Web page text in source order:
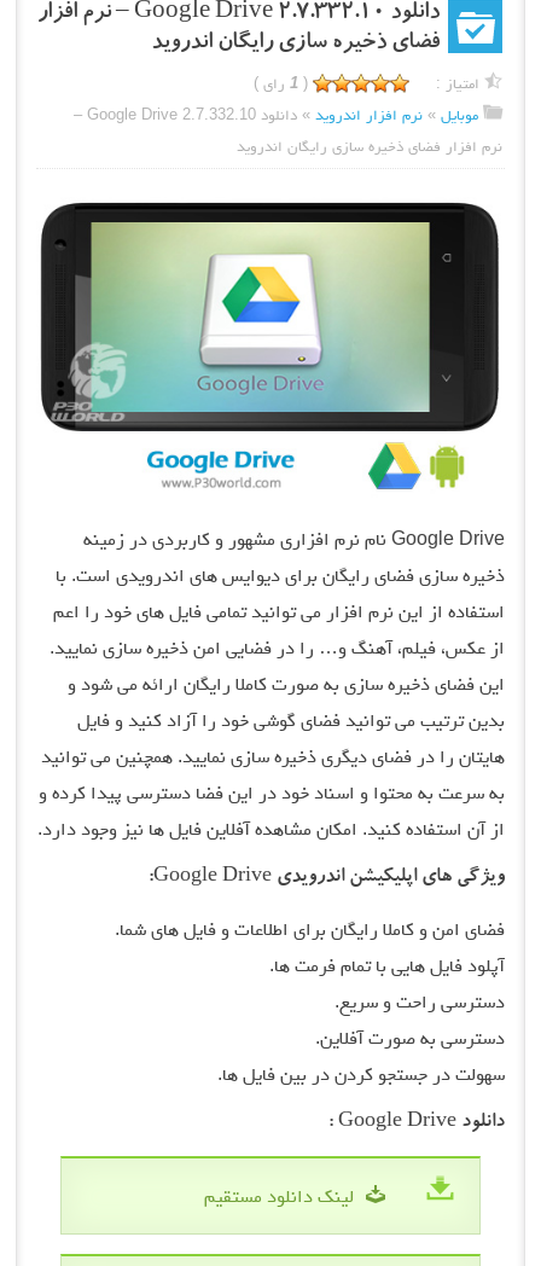
دانلود Google Drive 2.7.332.10 – نرم افزار
فضای ذخیره سازی رایگان اندروید
امتیاز : (
1 رای )
موبایل »نرم افزار اندروید »
دانلود Google Drive 2.7.332.10 –
نرم افزار فضای ذخیره سازی رایگان اندروید
Google Drive نام نرم افزاری مشهور و کاربردی در زمینه
ذخیره سازی فضای رایگان برای دیوایس های اندرویدی است. با
استفاده از این نرم افزار می توانید تمامی فایل های خود را اعم
از عکس، فیلم، آهنگ و… را در فضایی امن ذخیره سازی نمایید.
این فضای ذخیره سازی به صورت کاملا رایگان ارائه می شود و
بدین ترتیب می توانید فضای گوشی خود را آزاد کنید و فایل
هایتان را در فضای دیگری ذخیره سازی نمایید. همچنین می توانید
به سرعت به محتوا و اسناد خود در این فضا دسترسی پیدا کرده و
از آن استفاده کنید. امکان مشاهده آفلاین فایل ها نیز وجود دارد.
ویژگی های اپلیکیشن اندرویدی Google Drive:
فضای امن و کاملا رایگان برای اطلاعات و فایل های شما.
آپلود فایل هایی با تمام فرمت ها.
دسترسی راحت و سریع.
دسترسی به صورت آفلاین.
سهولت در جستجو کردن در بین فایل ها.
دانلود Google Drive :
لینک دانلود مستقیم